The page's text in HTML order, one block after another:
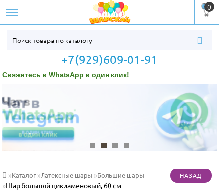
0
+7(929)609-01-91
Свяжитесь в WhatsApp в один клик!
Каталог Латексные шары Большие шары
Шар большой цикламеновый, 60 см